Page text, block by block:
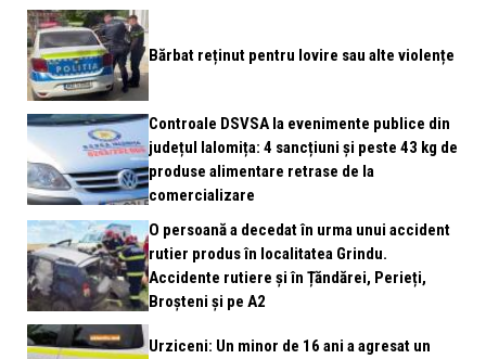
Bărbat reținut pentru lovire sau alte violențe
Controale DSVSA la evenimente publice din
județul Ialomița: 4 sancțiuni și peste 43 kg de
produse alimentare retrase de la
comercializare
O persoană a decedat în urma unui accident
rutier produs în localitatea Grindu.
Accidente rutiere și în Țăndărei, Perieți,
Broșteni și pe A2
Urziceni: Un minor de 16 ani a agresat un